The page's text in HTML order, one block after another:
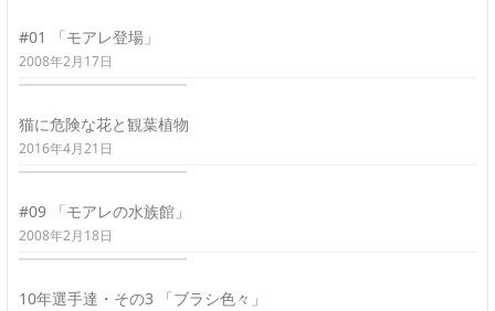
#01 「モアレ登場」
2008年2月17日
猫に危険な花と観葉植物
2016年4月21日
#09 「モアレの水族館」
2008年2月18日
10年選手達・その3 「ブラシ色々」